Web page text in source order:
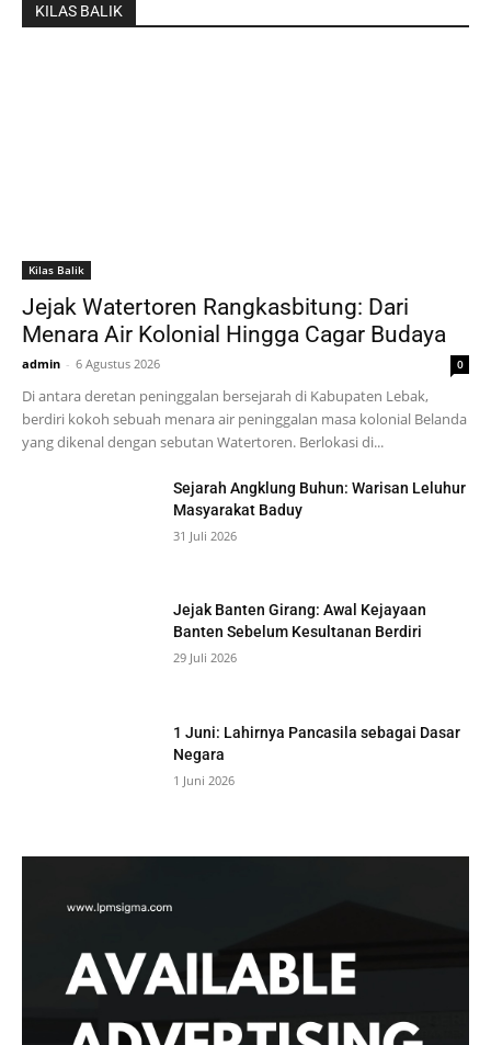
KILAS BALIK
Kilas Balik
Jejak Watertoren Rangkasbitung: Dari
Menara Air Kolonial Hingga Cagar Budaya
admin - 6 Agustus 2026 0
Di antara deretan peninggalan bersejarah di Kabupaten Lebak,
berdiri kokoh sebuah menara air peninggalan masa kolonial Belanda
yang dikenal dengan sebutan Watertoren. Berlokasi di...
Sejarah Angklung Buhun: Warisan Leluhur
Masyarakat Baduy
31 Juli 2026
Jejak Banten Girang: Awal Kejayaan
Banten Sebelum Kesultanan Berdiri
29 Juli 2026
1 Juni: Lahirnya Pancasila sebagai Dasar
Negara
1 Juni 2026